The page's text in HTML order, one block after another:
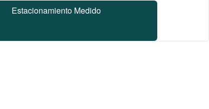
Estacionamiento Medido